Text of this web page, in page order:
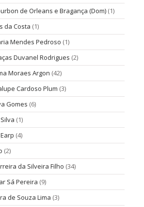
de Orleans e Bragança (Dom) (1)
da Costa (1)
Mendes Pedroso (1)
Duvanel Rodrigues (2)
Moraes Argon (42)
Cardoso Plum (3)
Gomes (6)
(1)
(4)
(2)
da Silveira Filho (34)
Sá Pereira (9)
de Souza Lima (3)